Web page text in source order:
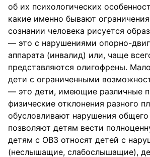
об их психологических
какие именно бывают
сознании человека рисуется
— это с нарушениями опорно-
аппарата (инвалид) или, чаще
представляются олигофрены.
дети с ограниченными
— это дети, имеющие различные
физические отклонения разного
обусловливают нарушения общего
позволяют детям вести
детям с ОВЗ относят детей с
(неслышащие, слабослышащие),